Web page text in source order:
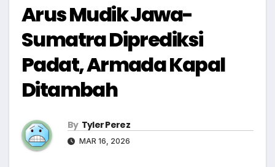
Arus Mudik Jawa-
Sumatra Diprediksi
Padat, Armada Kapal
Ditambah
By Tyler Perez
MAR 16, 2026